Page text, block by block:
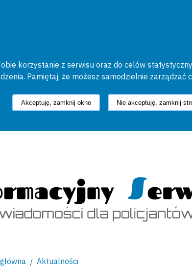
korzystanie z serwisu oraz do celów
Pamiętaj, że możesz samodzielnie
Akceptuję, zamknij okno Nie akceptuję, zamknij
Aktualności